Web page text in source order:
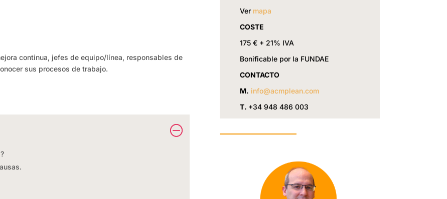
continua, jefes de equipo/línea, responsables de
sus procesos de trabajo.
Ver mapa
COSTE
175 € + 21% IVA
Bonificable por la FUNDAE
CONTACTO
M. info@acmplean.com
T. +34 948 486 003